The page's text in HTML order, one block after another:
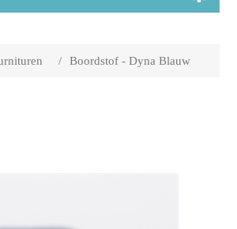
/ Boordstof - Dyna Blauw